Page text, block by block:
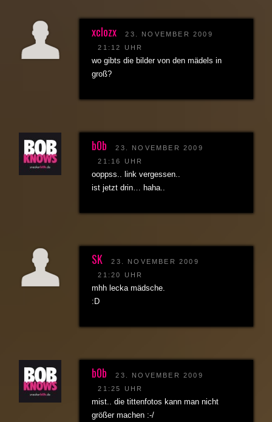
xclozx
23. NOVEMBER 2009
21:12 UHR
wo gibts die bilder von den mädels in
groß?
b0b
23. NOVEMBER 2009
21:16 UHR
ooppss.. link vergessen..
ist jetzt drin… haha..
SK
23. NOVEMBER 2009
21:20 UHR
mhh lecka mädsche.
:D
b0b
23. NOVEMBER 2009
21:25 UHR
mist.. die tittenfotos kann man nicht
größer machen :-/